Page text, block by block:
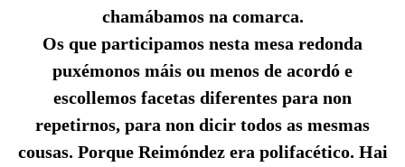
chamábamos na comarca.
Os que participamos nesta mesa redonda
puxémonos máis ou menos de acordó e
escollemos facetas diferentes para non
repetirnos, para non dicir todos as mesmas
cousas. Porque Reimóndez era polifacético. Hai